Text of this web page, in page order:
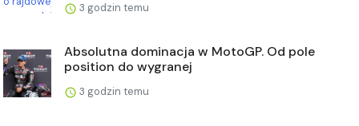
3 godzin temu
Absolutna dominacja w MotoGP. Od pole
position do wygranej
3 godzin temu